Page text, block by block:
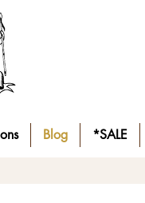
Blog *SALE